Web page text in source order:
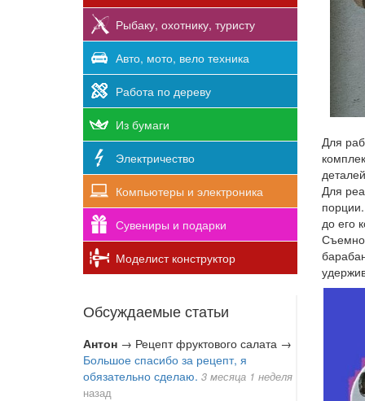
Рыбаку, охотнику, туристу
Авто, мото, вело техника
Работа по дереву
Из бумаги
Электричество
Компьютеры и электроника
Сувениры и подарки
Моделист конструктор
Обсуждаемые статьи
Антон → Рецепт фруктового салата →
Большое спасибо за рецепт, я
обязательно сделаю. 3 месяца 1 неделя
назад
Для
Для
до его